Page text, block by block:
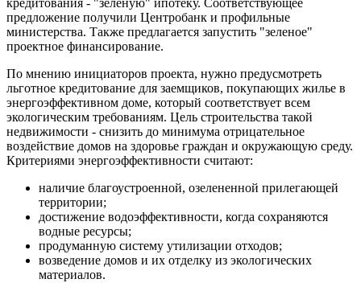
кредитования - "зеленую" ипотеку. Соответствующее
предложение получили Центробанк и профильные
министерства. Также предлагается запустить "зеленое"
проектное финансирование.
По мнению инициаторов проекта, нужно предусмотреть
льготное кредитование для заемщиков, покупающих жилье в
энергоэффективном доме, который соответствует всем
экологическим требованиям. Цель строительства такой
недвижимости - снизить до минимума отрицательное
воздействие домов на здоровье граждан и окружающую среду.
Критериями энергоэффективности считают:
наличие благоустроенной, озелененной прилегающей
территории;
достижение водоэффективности, когда сохраняются
водные ресурсы;
продуманную систему утилизации отходов;
возведение домов и их отделку из экологических
материалов.